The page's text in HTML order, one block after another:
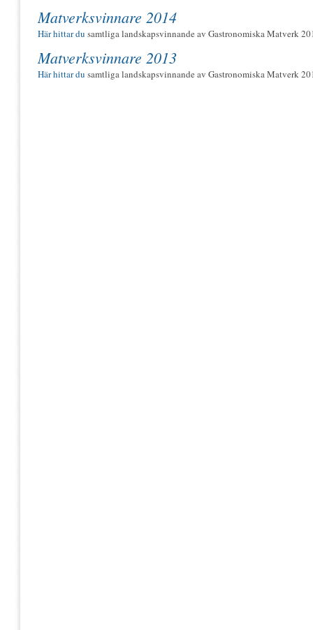
Matverksvinnare 2014
Här hittar du samtliga landskapsvinnande av Gastronomiska Matverk
Matverksvinnare 2013
Här hittar du samtliga landskapsvinnande av Gastronomiska Matverk